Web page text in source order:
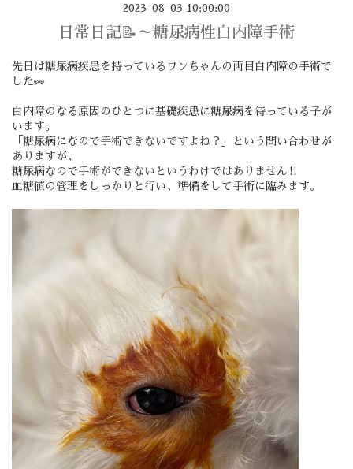
2023-08-03 10:00:00
日常日記📝～糖尿病性白内障手術
先日は糖尿病疾患を持っているワンちゃんの両目白内障の手術で
した👀
白内障のなる原因のひとつに基礎疾患に糖尿病を待っている子が
います。
「糖尿病になので手術できないですよね？」という問い合わせが
ありますが、
糖尿病なので手術ができないというわけではありません‼️
血糖値の管理をしっかりと行い、準備をして手術に臨みます。